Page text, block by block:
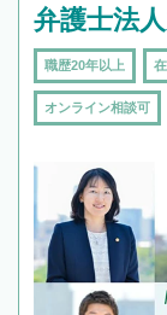
弁護士法
職歴20年以上
オンライン相談可